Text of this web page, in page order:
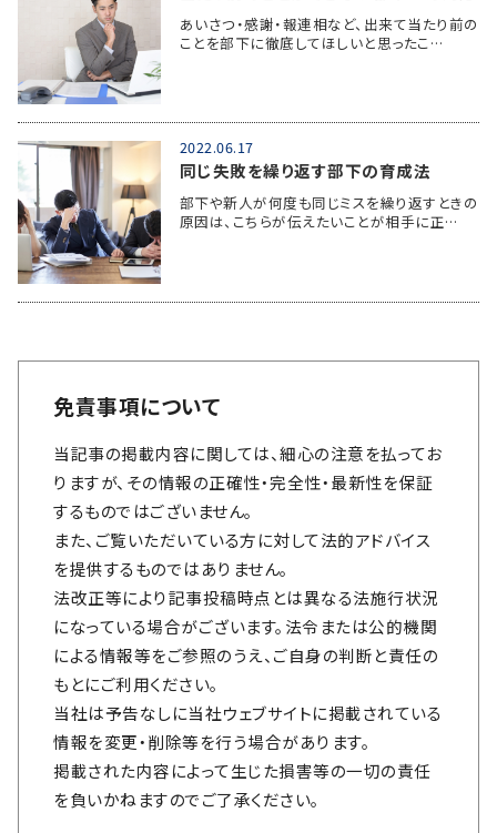
あいさつ・感謝・報連相など、出来て当たり前の
ことを部下に徹底してほしいと思ったこ…
2022.06.17
同じ失敗を繰り返す部下の育成法
部下や新人が何度も同じミスを繰り返すときの
原因は、こちらが伝えたいことが相手に正…
免責事項について
当記事の掲載内容に関しては、細心の注意を払ってお
りますが、その情報の正確性・完全性・最新性を保証
するものではございません。
また、ご覧いただいている方に対して法的アドバイス
を提供するものではありません。
法改正等により記事投稿時点とは異なる法施行状況
になっている場合がございます。法令または公的機関
による情報等をご参照のうえ、ご自身の判断と責任の
もとにご利用ください。
当社は予告なしに当社ウェブサイトに掲載されている
情報を変更・削除等を行う場合があります。
掲載された内容によって生じた損害等の一切の責任
を負いかねますのでご了承ください。